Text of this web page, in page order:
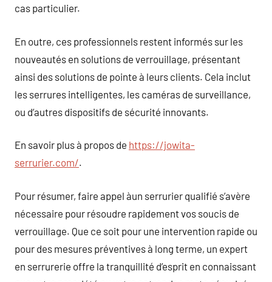
cas particulier.
En outre, ces professionnels restent informés sur les
nouveautés en solutions de verrouillage, présentant
ainsi des solutions de pointe à leurs clients. Cela inclut
les serrures intelligentes, les caméras de surveillance,
ou d’autres dispositifs de sécurité innovants.
En savoir plus à propos de https://jowita-
serrurier.com/.
Pour résumer, faire appel àun serrurier qualifié s’avère
nécessaire pour résoudre rapidement vos soucis de
verrouillage. Que ce soit pour une intervention rapide ou
pour des mesures préventives à long terme, un expert
en serrurerie offre la tranquillité d’esprit en connaissant